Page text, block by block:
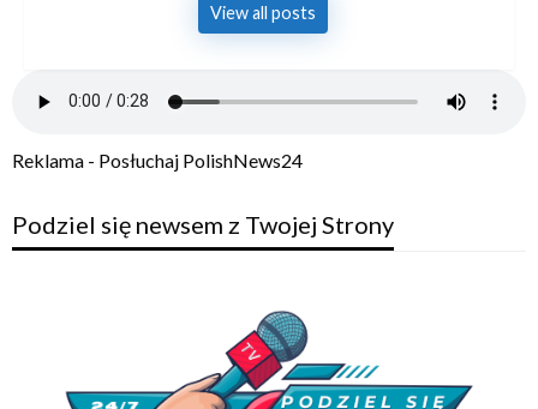
Reklama - Posłuchaj PolishNews24
Podziel się newsem z Twojej Strony
View all posts